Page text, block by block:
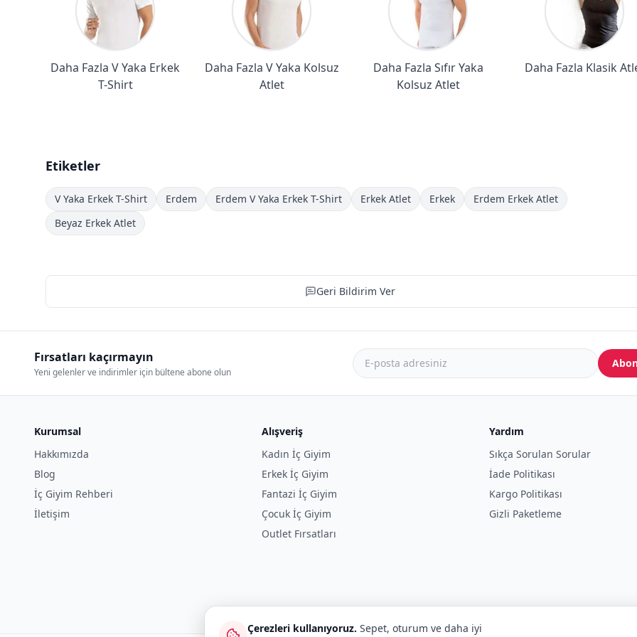
Daha Fazla V Yaka Erkek
T-Shirt
Daha Fazla V Yaka Kolsuz
Atlet
Daha Fazla Sıfır Yaka
Kolsuz Atlet
Daha Fazla Klasik
Etiketler
V Yaka Erkek T-Shirt Erdem Erdem V Yaka Erkek T-Shirt Erkek Atlet Erkek
Erdem Erkek Atlet
Beyaz Erkek Atlet
Geri Bildirim Ver
Fırsatları kaçırmayın
Yeni gelenler ve indirimler için bültene abone olun
Kurumsal
Hakkımızda
Blog
İç Giyim Rehberi
İletişim
Alışveriş
Kadın İç Giyim
Erkek İç Giyim
Fantazi İç Giyim
Çocuk İç Giyim
Outlet Fırsatları
Yardım
Sıkça Sorulan Sorular
İade Politikası
Kargo Politikası
Gizli Paketleme
Çerezleri kullanıyoruz. Sepet, oturum ve daha iyi